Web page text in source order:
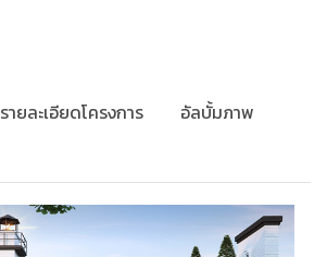
รายละเอียดโครงการ
อัลบั้มภาพ